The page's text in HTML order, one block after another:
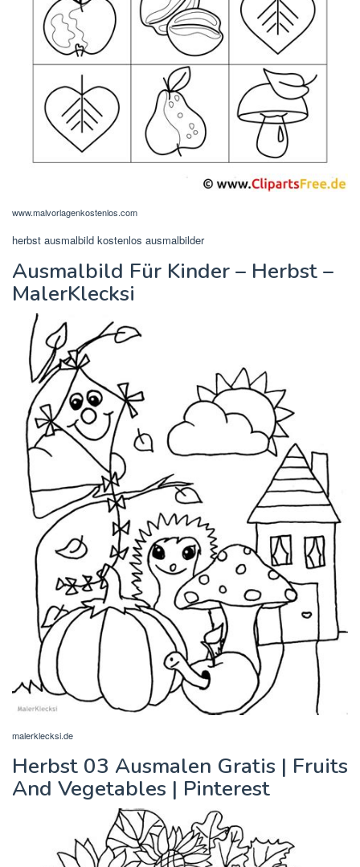
www.malvorlagenkostenlos.com
herbst ausmalbild kostenlos ausmalbilder
Ausmalbild Für Kinder – Herbst –
MalerKlecksi
malerklecksi.de
Herbst 03 Ausmalen Gratis | Fruits
And Vegetables | Pinterest